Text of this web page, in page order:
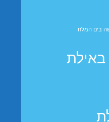
בים המלח
באילת